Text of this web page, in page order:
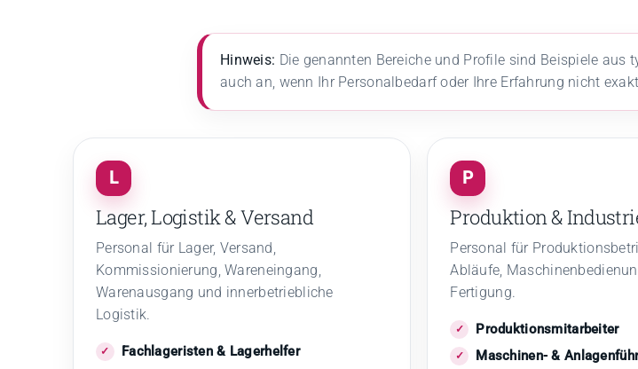
Hinweis: Die genannten Bereiche und Profile sind Beispiele aus
auch an, wenn Ihr Personalbedarf oder Ihre Erfahrung nicht
L
Lager, Logistik & Versand
Personal für Lager, Versand,
Kommissionierung, Wareneingang,
Warenausgang und innerbetriebliche
Logistik.
Fachlageristen & Lagerhelfer
P
Produktion &
Personal für
Abläufe,
Fertigung.
Produktionsmitarbeiter
Maschinen- &